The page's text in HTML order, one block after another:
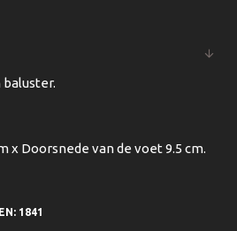
x Doorsnede van de voet 9.5 cm.
1841